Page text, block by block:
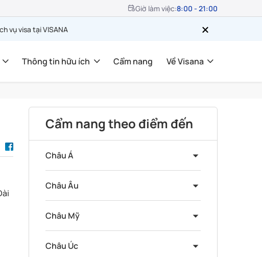
Giờ làm việc:8:00 - 21:00
vụ visa tại VISANA
Thông tin hữu ích Cẩm nang Về Visana
Cẩm nang theo điểm đến
Châu Á
Châu Âu
Châu Mỹ
Châu Úc